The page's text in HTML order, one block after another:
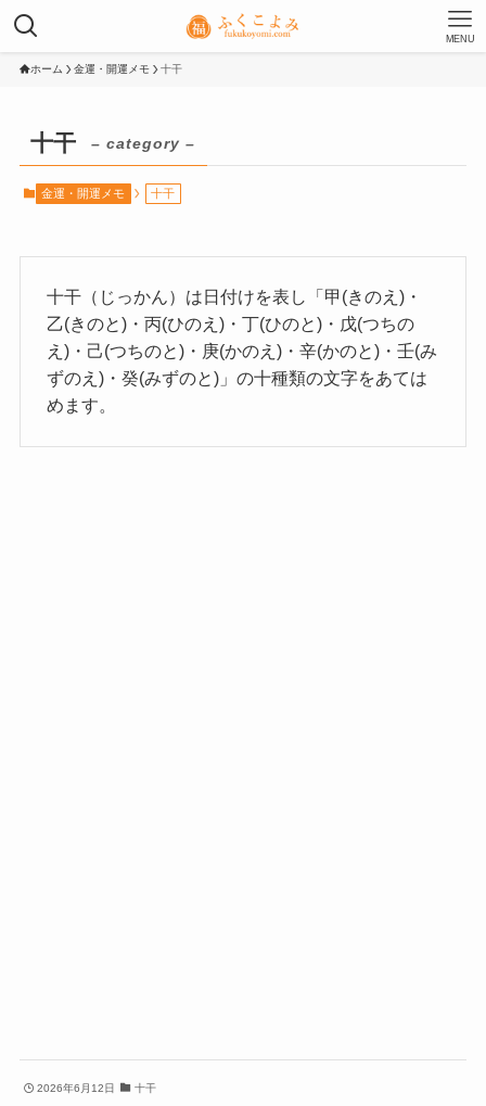
MENU
ホーム 金運・開運メモ 十干
十干 – category –
金運・開運メモ 十干
十干（じっかん）は日付けを表し「甲(きのえ)・
乙(きのと)・丙(ひのえ)・丁(ひのと)・戊(つちの
え)・己(つちのと)・庚(かのえ)・辛(かのと)・壬(み
ずのえ)・癸(みずのと)」の十種類の文字をあては
めます。
2026年6月12日 十干